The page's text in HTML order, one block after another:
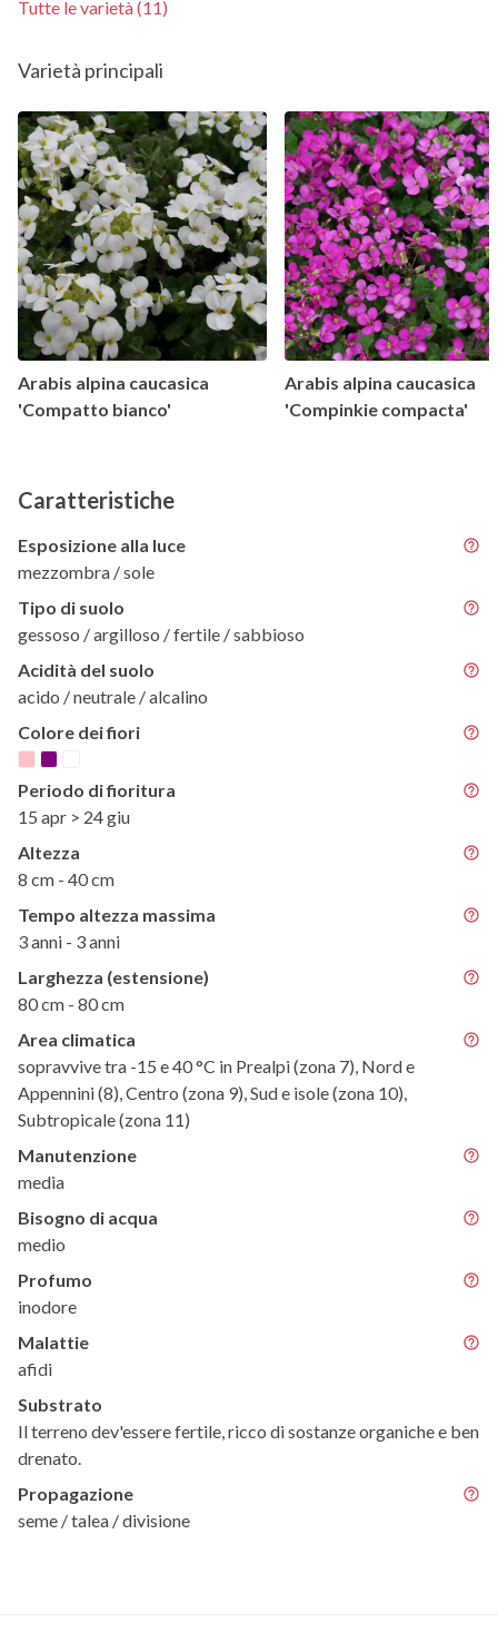
Tutte le varietà (11)
Varietà principali
Arabis alpina caucasica
'Compatto bianco'
Arabis alpina caucasica
'Compinkie compacta'
Caratteristiche
Esposizione alla luce
mezzombra / sole
Tipo di suolo
gessoso / argilloso / fertile / sabbioso
Acidità del suolo
acido / neutrale / alcalino
Colore dei fiori
Periodo di fioritura
15 apr > 24 giu
Altezza
8 cm - 40 cm
Tempo altezza massima
3 anni - 3 anni
Larghezza (estensione)
80 cm - 80 cm
Area climatica
sopravvive tra -15 e 40 °C in Prealpi (zona 7), Nord e
Appennini (8), Centro (zona 9), Sud e isole (zona 10),
Subtropicale (zona 11)
Manutenzione
media
Bisogno di acqua
medio
Profumo
inodore
Malattie
afidi
Substrato
Il terreno dev'essere fertile, ricco di sostanze organiche e ben
drenato.
Propagazione
seme / talea / divisione